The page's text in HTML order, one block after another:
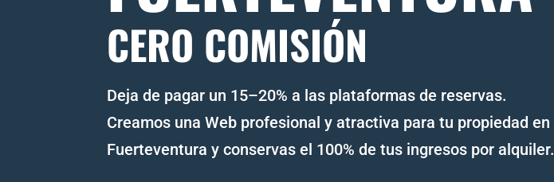
CERO COMISIÓN
Deja de pagar un 15–20% a las plataformas de reservas.
Creamos una Web profesional y atractiva para tu propiedad en
Fuerteventura y conservas el 100% de tus ingresos por alquiler.